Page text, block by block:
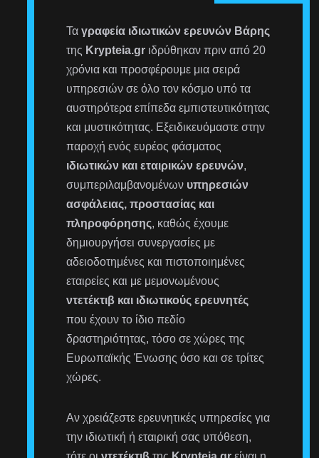
Ταγραφεία ιδιωτικών ερευνών Βάρης
της Krypteia.gr ιδρύθηκαν πριν από 20
χρόνια και προσφέρουμε μια σειρά
υπηρεσιών σε όλο τον κόσμο υπό τα
αυστηρότερα επίπεδα εμπιστευτικότητας
και μυστικότητας. Εξειδικευόμαστε στην
παροχή ενός ευρέος φάσματος
ιδιωτικών και εταιρικών ερευνών,
συμπεριλαμβανομένων υπηρεσιών
ασφάλειας, προστασίας και
πληροφόρησης, καθώς έχουμε
δημιουργήσει συνεργασίες με
αδειοδοτημένες και πιστοποιημένες
εταιρείες και με μεμονωμένους
ντετέκτιβ και ιδιωτικούς ερευνητές
που έχουν το ίδιο πεδίο
δραστηριότητας, τόσο σε χώρες της
Ευρωπαϊκής Ένωσης όσο και σε τρίτες
χώρες.
Αν χρειάζεστε ερευνητικές υπηρεσίες για
την ιδιωτική ή εταιρική σας υπόθεση,